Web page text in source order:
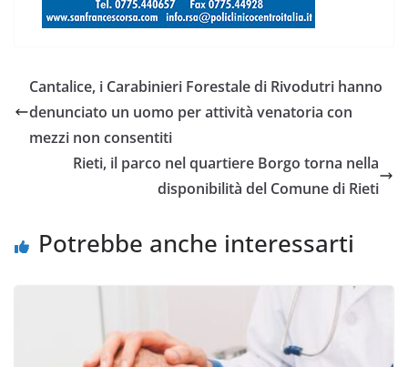
Cantalice, i Carabinieri Forestale di Rivodutri hanno
denunciato un uomo per attività venatoria con
mezzi non consentiti
Rieti, il parco nel quartiere Borgo torna nella
disponibilità del Comune di Rieti
Potrebbe anche interessarti